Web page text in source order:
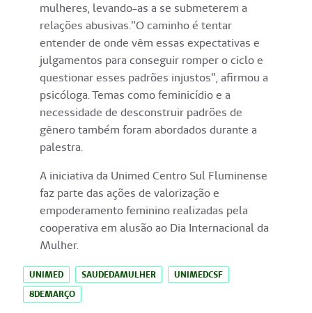
mulheres, levando-as a se submeterem a
relações abusivas."O caminho é tentar
entender de onde vêm essas expectativas e
julgamentos para conseguir romper o ciclo e
questionar esses padrões injustos", afirmou a
psicóloga. Temas como feminicídio e a
necessidade de desconstruir padrões de
gênero também foram abordados durante a
palestra.
A iniciativa da Unimed Centro Sul Fluminense
faz parte das ações de valorização e
empoderamento feminino realizadas pela
cooperativa em alusão ao Dia Internacional da
Mulher.
UNIMED SAUDEDAMULHER
UNIMEDCSF
8DEMARÇO